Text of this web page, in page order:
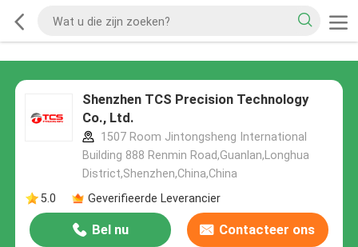
Shenzhen TCS Precision Technology
Co., Ltd.
1507 Room Jintongsheng International
Building 888 Renmin Road,Guanlan,Longhua
District,Shenzhen,China,China
5.0
Geverifieerde Leverancier
Bel nu Contacteer ons